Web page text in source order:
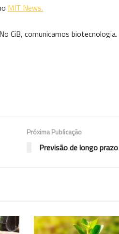
MIT News.
CiB, comunicamos biotecnologia.
Próxima Publicação
Previsão de longo